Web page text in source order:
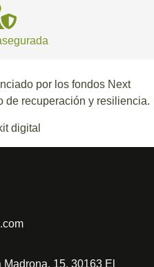
por los fondos Next
de recuperación y resiliencia.
15, 30163 El